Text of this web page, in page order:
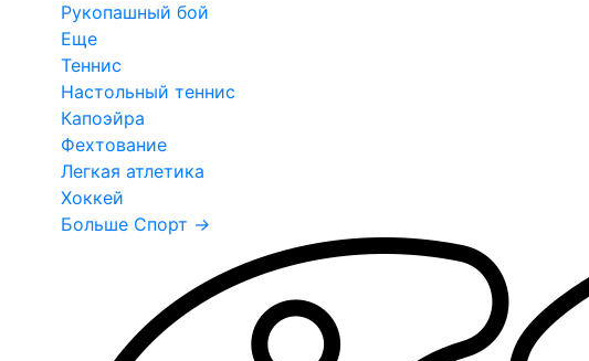
Рукопашный бой
Еще
Теннис
Настольный теннис
Капоэйра
Фехтование
Легкая атлетика
Хоккей
Больше Спорт →